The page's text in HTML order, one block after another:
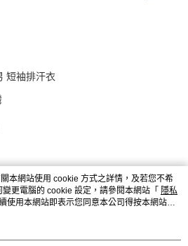
短袖排汗衣
本網站使用 cookie 方式之詳情，及若您不希
更電腦的 cookie 設定，請參閱本網站「 隱私
使用本網站即表示您同意本公司得按本網站使
。